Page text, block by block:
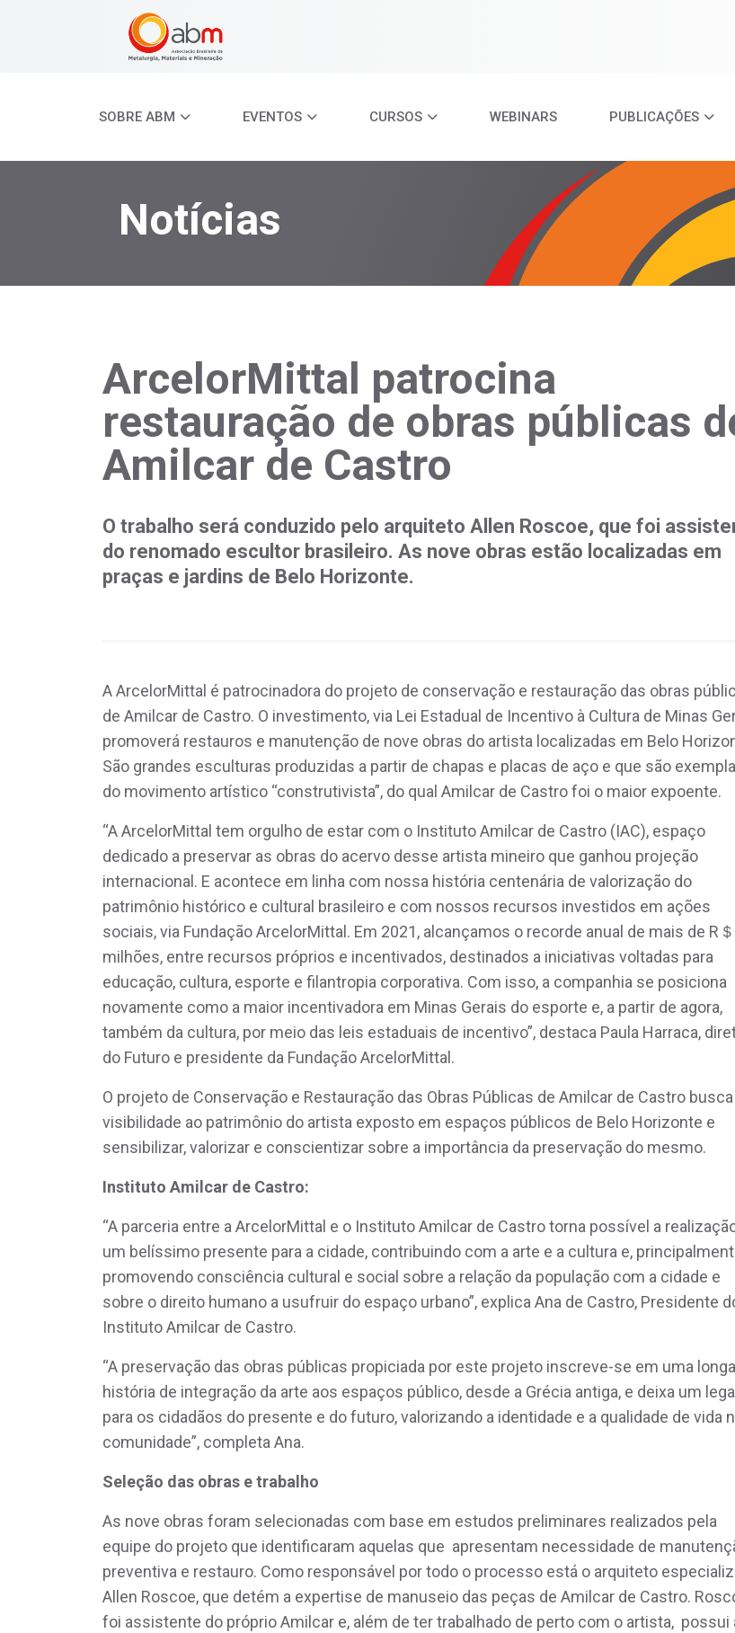
SOBRE ABM EVENTOS CURSOS WEBINARS PUBLICAÇÕES
Notícias
ArcelorMittal patrocina
restauração de obras públicas
Amilcar de Castro
O trabalho será conduzido pelo arquiteto Allen Roscoe, que foi
do renomado escultor brasileiro. As nove obras estão localizadas em
praças e jardins de Belo Horizonte.
A ArcelorMittal é patrocinadora do projeto de conservação e restauração das obras
de Amilcar de Castro. O investimento, via Lei Estadual de Incentivo à Cultura de Minas
promoverá restauros e manutenção de nove obras do artista localizadas em Belo
São grandes esculturas produzidas a partir de chapas e placas de aço e que são
do movimento artístico “construtivista”, do qual Amilcar de Castro foi o maior expoente.
“A ArcelorMittal tem orgulho de estar com o Instituto Amilcar de Castro (IAC), espaço
dedicado a preservar as obras do acervo desse artista mineiro que ganhou projeção
internacional. E acontece em linha com nossa história centenária de valorização do
patrimônio histórico e cultural brasileiro e com nossos recursos investidos em ações
sociais, via Fundação ArcelorMittal. Em 2021, alcançamos o recorde anual de mais de R
milhões, entre recursos próprios e incentivados, destinados a iniciativas voltadas para
educação, cultura, esporte e filantropia corporativa. Com isso, a companhia se posiciona
novamente como a maior incentivadora em Minas Gerais do esporte e, a partir de agora,
também da cultura, por meio das leis estaduais de incentivo”, destaca Paula Harraca,
do Futuro e presidente da Fundação ArcelorMittal.
O projeto de Conservação e Restauração das Obras Públicas de Amilcar de Castro
visibilidade ao patrimônio do artista exposto em espaços públicos de Belo Horizonte e
sensibilizar, valorizar e conscientizar sobre a importância da preservação do mesmo.
Instituto Amilcar de Castro:
“A parceria entre a ArcelorMittal e o Instituto Amilcar de Castro torna possível a
um belíssimo presente para a cidade, contribuindo com a arte e a cultura e,
promovendo consciência cultural e social sobre a relação da população com a cidade e
sobre o direito humano a usufruir do espaço urbano”, explica Ana de Castro, Presidente
Instituto Amilcar de Castro.
“A preservação das obras públicas propiciada por este projeto inscreve-se em uma longa
história de integração da arte aos espaços público, desde a Grécia antiga, e deixa um
para os cidadãos do presente e do futuro, valorizando a identidade e a qualidade de vida
comunidade”, completa Ana.
Seleção das obras e trabalho
As nove obras foram selecionadas com base em estudos preliminares realizados pela
equipe do projeto que identificaram aquelas que apresentam necessidade de
preventiva e restauro. Como responsável por todo o processo está o arquiteto
Allen Roscoe, que detém a expertise de manuseio das peças de Amilcar de Castro.
foi assistente do próprio Amilcar e, além de ter trabalhado de perto com o artista, possui